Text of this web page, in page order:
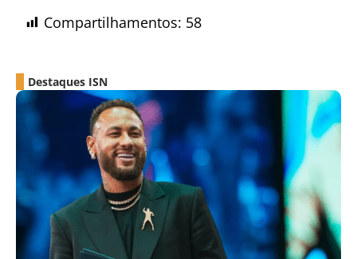
Compartilhamentos: 58
Destaques ISN